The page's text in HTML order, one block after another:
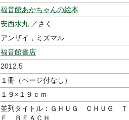
福音館あかちゃんの絵本
安西水丸 ／さく
アンザイ，ミズマル
福音館書店
2012.5
１冊（ページ付なし）
１９×１９ｃｍ
並列タイトル：ＧＨＵＧ ＣＨＵＧ
Ｅ ＢＥＡＣＨ